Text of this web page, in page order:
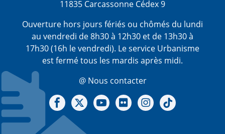
11835 Carcassonne Cédex 9
Ouverture hors jours fériés ou chômés du lundi
au vendredi de 8h30 à 12h30 et de 13h30 à
17h30 (16h le vendredi). Le service Urbanisme
est fermé tous les mardis après midi.
@ Nous contacter
Notre Facebook
Notre X - (twitter)
Notre chaine Youtube
Notre Gallerie sur Flickr
Notre Instagram